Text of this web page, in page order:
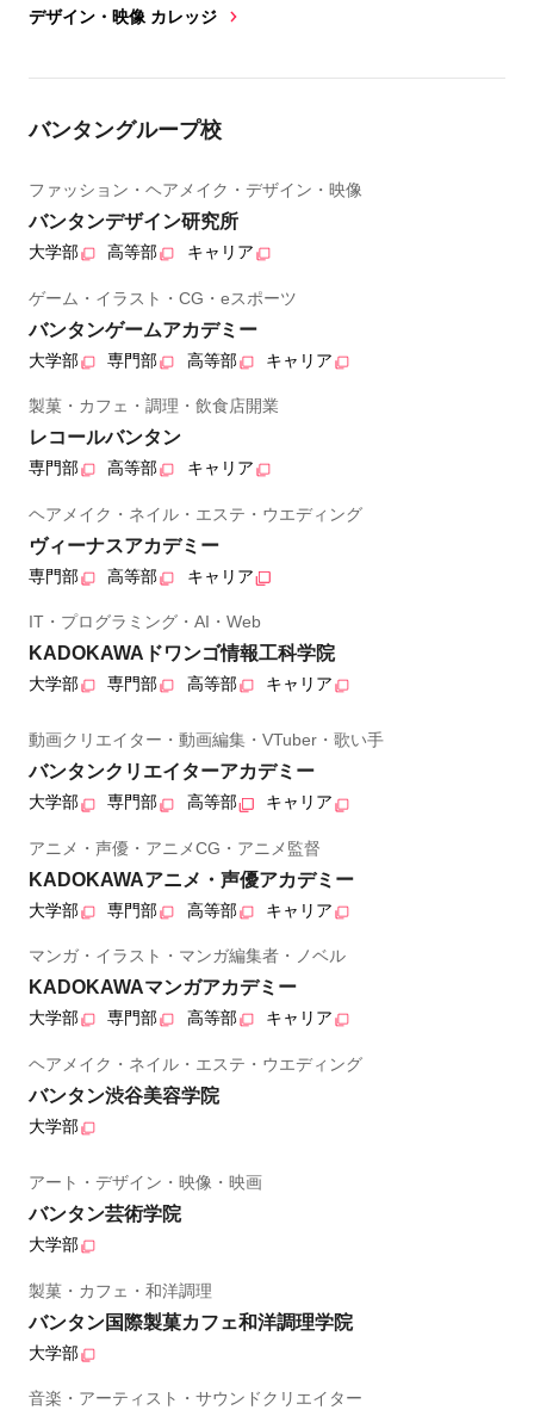
デザイン・映像 カレッジ
バンタングループ校
ファッション・ヘアメイク・デザイン・映像
バンタンデザイン研究所
大学部 高等部 キャリア
ゲーム・イラスト・CG・eスポーツ
バンタンゲームアカデミー
大学部 専門部 高等部 キャリア
製菓・カフェ・調理・飲食店開業
レコールバンタン
専門部 高等部 キャリア
ヘアメイク・ネイル・エステ・ウエディング
ヴィーナスアカデミー
専門部 高等部 キャリア
IT・プログラミング・AI・Web
KADOKAWAドワンゴ情報工科学院
大学部 専門部 高等部 キャリア
動画クリエイター・動画編集・VTuber・歌い手
バンタンクリエイターアカデミー
大学部 専門部 高等部 キャリア
アニメ・声優・アニメCG・アニメ監督
KADOKAWAアニメ・声優アカデミー
大学部 専門部 高等部 キャリア
マンガ・イラスト・マンガ編集者・ノベル
KADOKAWAマンガアカデミー
大学部 専門部 高等部 キャリア
ヘアメイク・ネイル・エステ・ウエディング
バンタン渋谷美容学院
大学部
アート・デザイン・映像・映画
バンタン芸術学院
大学部
製菓・カフェ・和洋調理
バンタン国際製菓カフェ和洋調理学院
大学部
音楽・アーティスト・サウンドクリエイター